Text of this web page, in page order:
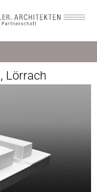
Lörrach